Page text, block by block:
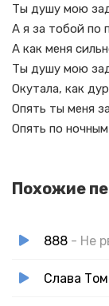
Ты душу мою
А я за тобой по
А как меня
Ты душу мою
Окутала, как
Опять ты меня
Опять по
Похожие
888 - Не
Слава